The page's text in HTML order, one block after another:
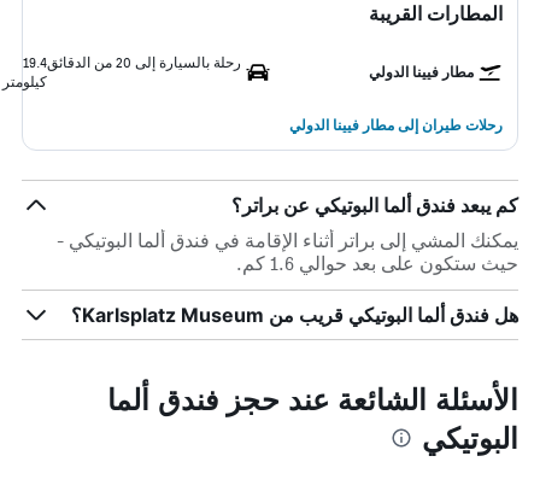
المطارات القريبة
مطار فيينا الدولي
رحلة بالسيارة إلى 20 من الدقائق
19.4
كيلومتر
رحلات طيران إلى مطار فيينا الدولي
كم يبعد فندق ألما البوتيكي عن براتر؟
يمكنك المشي إلى براتر أثناء الإقامة في فندق ألما البوتيكي -
حيث ستكون على بعد حوالي 1.6 كم.
هل فندق ألما البوتيكي قريب من Karlsplatz Museum؟
الأسئلة الشائعة عند حجز فندق ألما
البوتيكي